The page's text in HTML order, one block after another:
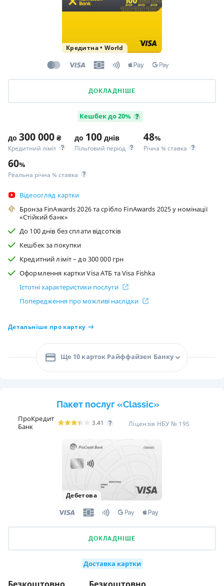
Кредитна• World
ДОКЛАДНІШЕ
Кешбек до 20%
до 300 000 ₴
Кредитний ліміт
до 100 днів
Пільговий період
48%
Річна % ставка
60%
Реальна річна % ставка
Відеоогляд картки
Бронза FinAwards 2026 та срібло FinAwards 2025 у номінації
«Стійкий банк»
До 100 днів без сплати відсотків
Кешбек за покупки
Кредитний ліміт – до 300 000 грн
Оформлення картки Visa АТБ та Visa Fishka
Істотні характеристики послуги
Попередження про можливі наслідки
Детальніше про картку
Ще 10 карток Райффайзен Банку
Пакет послуг «Classic»
ПроКредит
Банк
3.41 Ліцензія НБУ № 195
Дебетова
ДОКЛАДНІШЕ
Доставка картки